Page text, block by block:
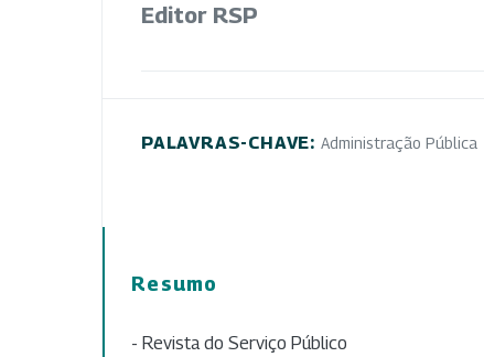
Editor RSP
PALAVRAS-CHAVE: Administração Pública
Resumo
- Revista do Serviço Público